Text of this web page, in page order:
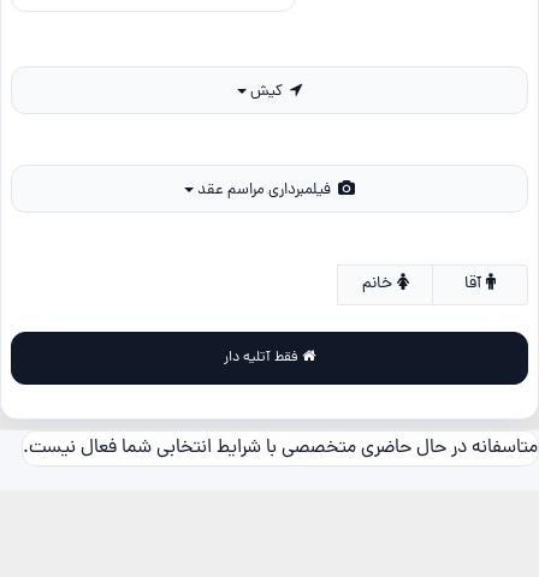
خانم
متاسفانه در حال حاضری متخصصی با شرایط انتخابی شما فعال نیست.